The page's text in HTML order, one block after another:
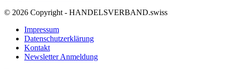
© 2026 Copyright - HANDELSVERBAND.swiss
Impressum
Datenschutzerklärung
Kontakt
Newsletter Anmeldung